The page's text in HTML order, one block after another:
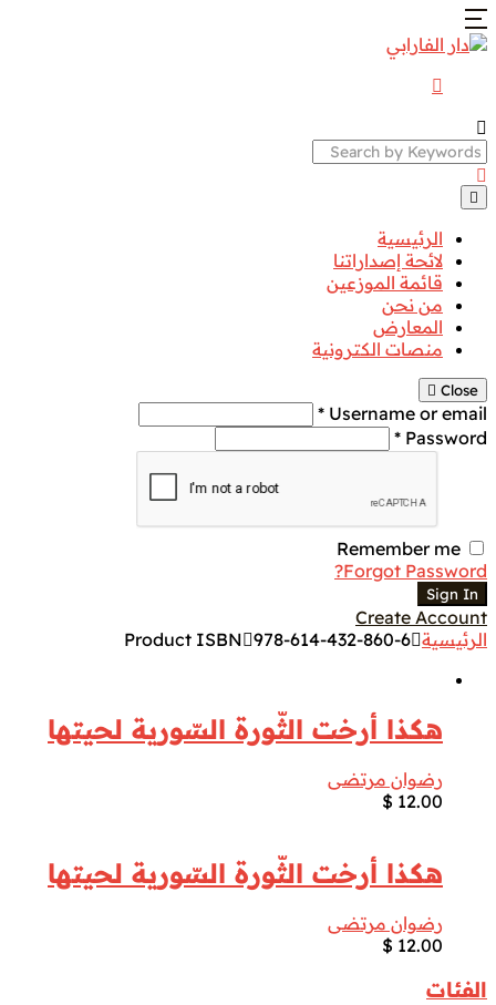
Search
الرئيسية
لائحة إصداراتنا
قائمة الموزعين
من نحن
المعارض
منصات الكترونية
Close
Username or email *
Password *
Remember me
Forgot Password?
Sign In
Create Account
الرئيسية
Product ISBN 978-614-432-860-6
هكذا أرخت الثّورة السّورية لحيتها
رضوان مرتضى
$ 12.00
هكذا أرخت الثّورة السّورية لحيتها
رضوان مرتضى
$ 12.00
الفئات